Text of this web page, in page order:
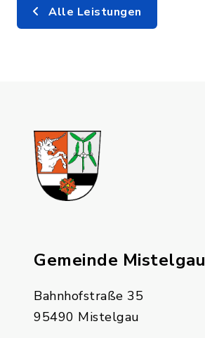
Alle Leistungen
Gemeinde Mistelgau
Bahnhofstraße 35
95490 Mistelgau